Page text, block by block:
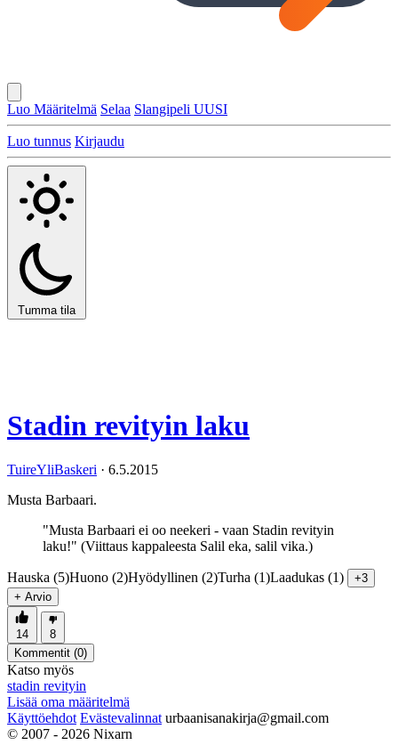
Luo Määritelmä Selaa Slangipeli UUSI
Luo tunnus Kirjaudu
Tumma tila
Stadin revityin laku
TuireYliBaskeri · 6.5.2015
Musta Barbaari.
"Musta Barbaari ei oo neekeri - vaan Stadin revityin
laku!" (Viittaus kappaleesta Salil eka, salil vika.)
Hauska (5)Huono (2)Hyödyllinen (2)Turha (1)Laadukas (1)
+3
+ Arvio
14
8
Kommentit (0)
Katso myös
stadin revityin
Lisää oma määritelmä
Käyttöehdot Evästevalinnat urbaanisanakirja@gmail.com
© 2007 - 2026 Nixarn